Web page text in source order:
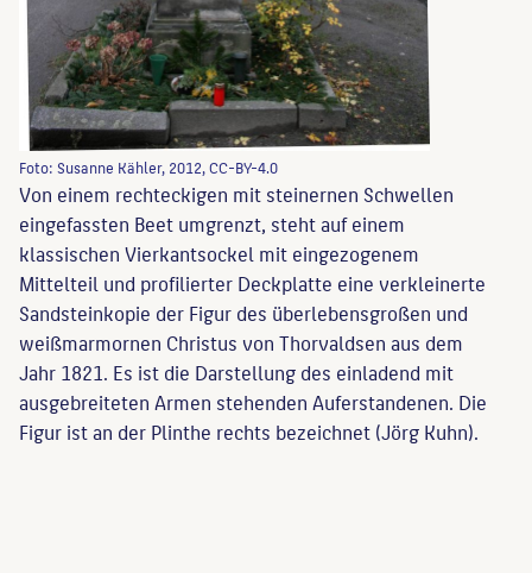
Foto: Susanne Kähler, 2012, CC-BY-4.0
Von einem rechteckigen mit steinernen Schwellen
eingefassten Beet umgrenzt, steht auf einem
klassischen Vierkantsockel mit eingezogenem
Mittelteil und profilierter Deckplatte eine verkleinerte
Sandsteinkopie der Figur des überlebensgroßen und
weißmarmornen Christus von Thorvaldsen aus dem
Jahr 1821. Es ist die Darstellung des einladend mit
ausgebreiteten Armen stehenden Auferstandenen. Die
Figur ist an der Plinthe rechts bezeichnet (Jörg Kuhn).